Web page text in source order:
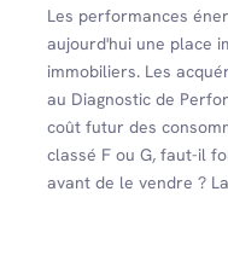
Les performances
aujourd'hui une place
immobiliers. Les
au Diagnostic de
coût futur des
classé F ou G, faut-il
avant de le vendre ? La